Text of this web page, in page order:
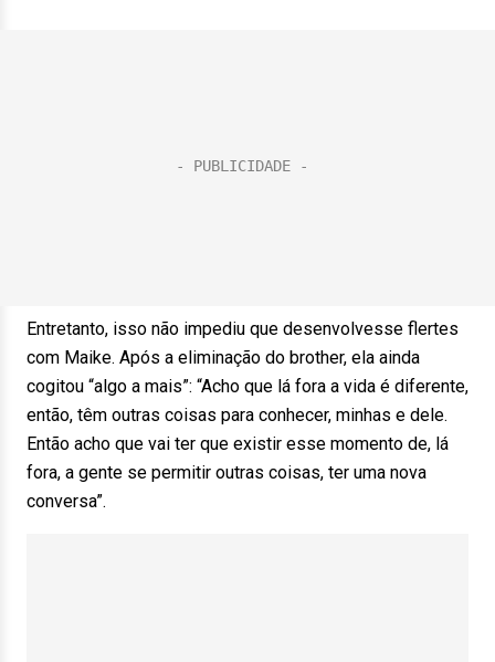
Entretanto, isso não impediu que desenvolvesse flertes
com Maike. Após a eliminação do brother, ela ainda
cogitou “algo a mais”: “Acho que lá fora a vida é diferente,
então, têm outras coisas para conhecer, minhas e dele.
Então acho que vai ter que existir esse momento de, lá
fora, a gente se permitir outras coisas, ter uma nova
conversa”.